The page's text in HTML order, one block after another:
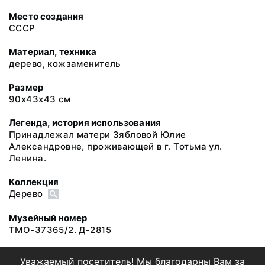
Место создания
СССР
Материал, техника
дерево, кожзаменитель
Размер
90х43х43 см
Легенда, история использования
Принадлежал матери Зябловой Юлие
Александровне, проживающей в г. Тотьма ул.
Ленина.
Коллекция
Дерево
Музейный номер
ТМО-37365/2. Д-2815
Уважаемый посетитель! Мы благодарны Вам за